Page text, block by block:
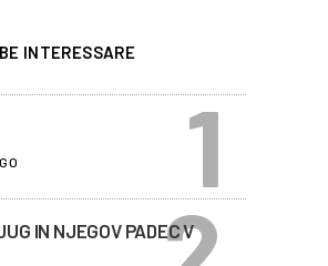
INTERESSARE
IN NJEGOV PADEC V